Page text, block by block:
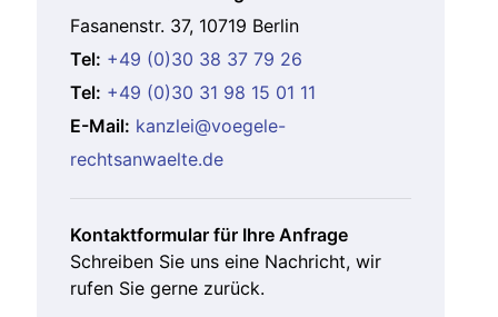
Fasanenstr. 37, 10719 Berlin
Tel: +49 (0)30 38 37 79 26
Tel: +49 (0)30 31 98 15 01 11
E-Mail: kanzlei@voegele-
rechtsanwaelte.de
Kontaktformular für Ihre Anfrage
Schreiben Sie uns eine Nachricht, wir
rufen Sie gerne zurück.